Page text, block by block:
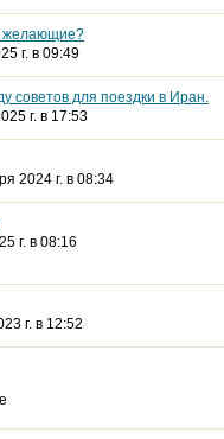
желающие?
г. в 09:49
советов для поездки в Иран.
г. в 17:53
2024 г. в 08:34
г. в 08:16
г. в 12:52